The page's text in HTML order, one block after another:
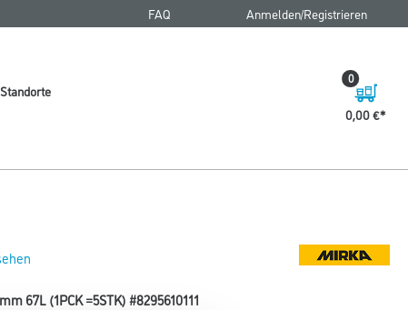
FAQ Anmelden/Registrieren
Standorte
0,00 €
0
67L (1PCK =5STK) #8295610111